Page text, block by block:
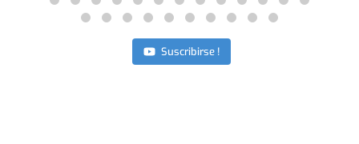
Suscribirse !